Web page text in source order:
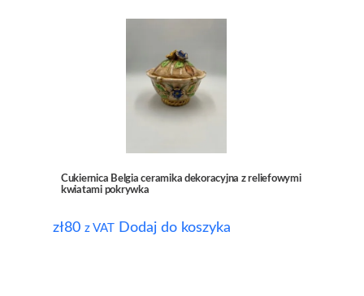
Cukiernica Belgia ceramika dekoracyjna z reliefowymi
kwiatami pokrywka
zł80 z VAT Dodaj do koszyka